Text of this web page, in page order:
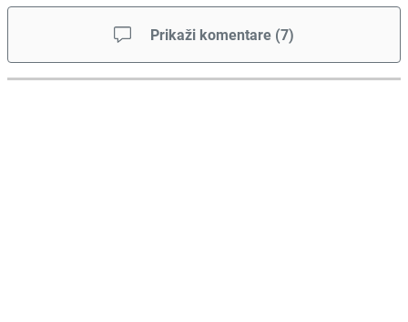
Prikaži komentare (7)